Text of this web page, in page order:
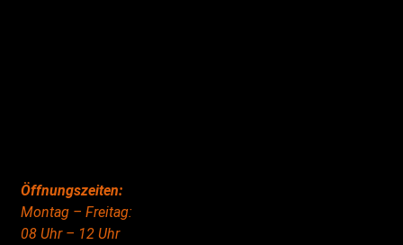
Öffnungszeiten:
Montag – Freitag:
08 Uhr – 12 Uhr